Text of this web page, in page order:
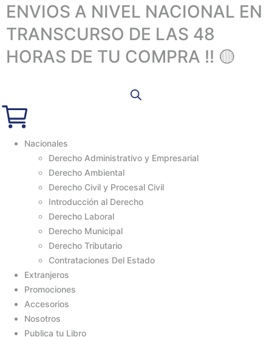
ENVIOS A NIVEL NACIONAL EN
TRANSCURSO DE LAS 48
HORAS DE TU COMPRA !! 🟡
Nacionales
Derecho Administrativo y Empresarial
Derecho Ambiental
Derecho Civil y Procesal Civil
Introducción al Derecho
Derecho Laboral
Derecho Municipal
Derecho Tributario
Contrataciones Del Estado
Extranjeros
Promociones
Accesorios
Nosotros
Publica tu Libro